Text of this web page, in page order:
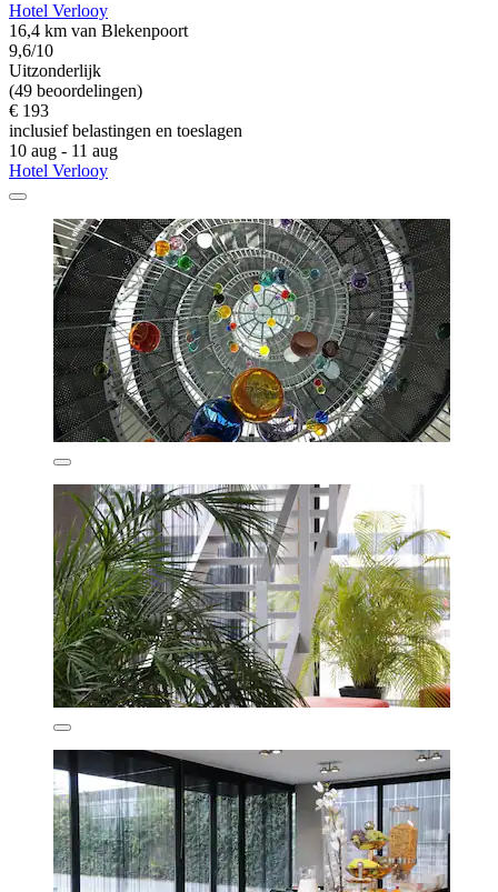
Hotel Verlooy
16,4 km van Blekenpoort
9,6/10
Uitzonderlijk
(49 beoordelingen)
€ 193
inclusief belastingen en toeslagen
10 aug - 11 aug
Hotel Verlooy